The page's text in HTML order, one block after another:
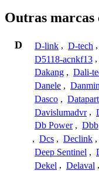
Outras
D D-link , D-tech ,
D5118-acnkf13 ,
Dakang , Dali-
Danele ,
Dasco ,
Davislumadvr ,
Db Power , Dbb
, Dcs , Declink ,
Deep Sentinel ,
Dekel , Delaval ,